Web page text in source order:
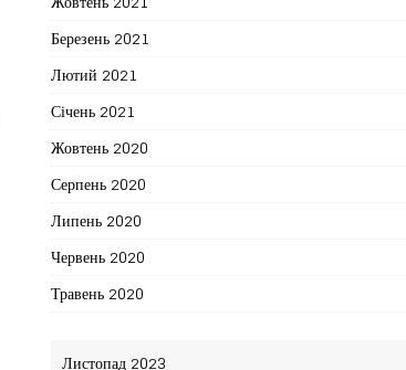
Березень 2021
Лютий 2021
Січень 2021
Жовтень 2020
Серпень 2020
Липень 2020
Червень 2020
Травень 2020
Листопад 2023